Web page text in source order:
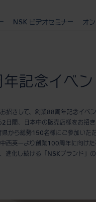
NSK ビデオセミナー オ
記念イベン
招きして、創業88周年記念イベ
間、日本中の販売店様をお招き
から総勢150名様にご参加いただ
西英一より創業100周年に向け
進化し続ける「NSKブランド」